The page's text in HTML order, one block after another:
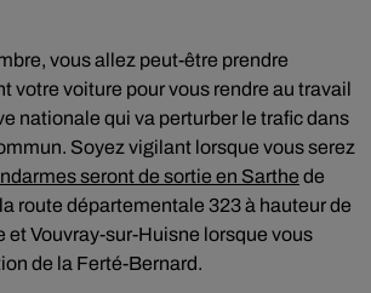
vous allez peut-être prendre
votre voiture pour vous rendre au travail
nationale qui va perturber le trafic dans
Soyez vigilant lorsque vous serez
seront de sortie en Sarthe de
route départementale 323 à hauteur de
et Vouvray-sur-Huisne lorsque vous
de la Ferté-Bernard.